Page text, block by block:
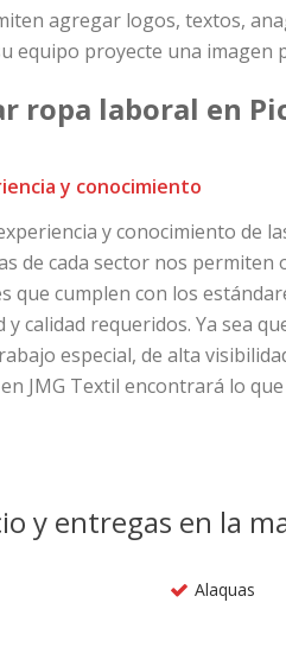
agregar logos, textos,
equipo proyecte una imagen
ropa laboral en
y conocimiento
y conocimiento de
de cada sector nos permiten
que cumplen con los
y calidad requeridos. Ya sea
especial, de alta
JMG Textil encontrará lo que
y entregas en la
Alaquas